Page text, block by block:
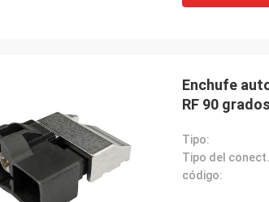
Enchufe
RF 90 grados
Tipo:
código: